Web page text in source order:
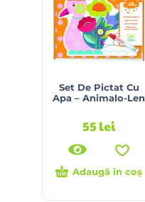
Set De Pictat Cu
Apa – Animalo-Len
55lei
Adaugă în coș